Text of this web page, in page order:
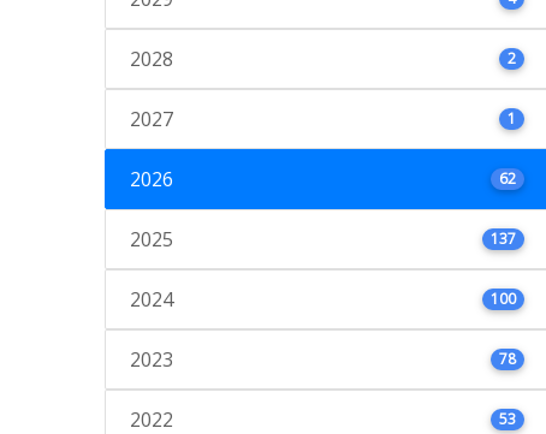
2028 2
2027 1
2026 62
2025 137
2024 100
2023 78
2022 53